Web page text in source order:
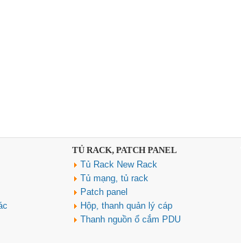
TỦ RACK, PATCH PANEL
Tủ Rack New Rack
Tủ mạng, tủ rack
Patch panel
Hộp, thanh quản lý cáp
Thanh nguồn ổ cắm PDU